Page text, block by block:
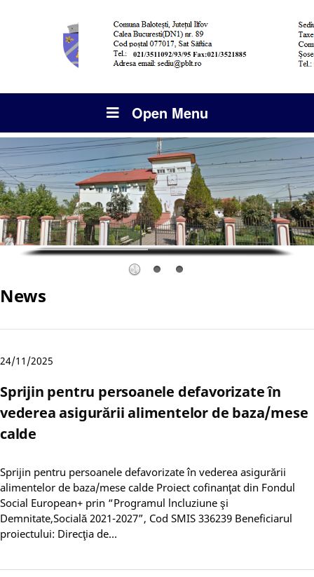
Open Menu
News
24/11/2025
Sprijin pentru persoanele defavorizate în
vederea asigurării alimentelor de baza/mese
calde
Sprijin pentru persoanele defavorizate în vederea asigurării
alimentelor de baza/mese calde Proiect cofinanţat din Fondul
Social European+ prin “Programul lncluziune şi
Demnitate,Socială 2021-2027”, Cod SMIS 336239 Beneficiarul
proiectului: Direcţia de…